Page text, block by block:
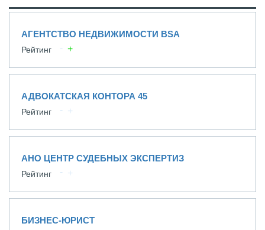
АГЕНТСТВО НЕДВИЖИМОСТИ BSA
Рейтинг
АДВОКАТСКАЯ КОНТОРА 45
Рейтинг
АНО ЦЕНТР СУДЕБНЫХ ЭКСПЕРТИЗ
Рейтинг
БИЗНЕС-ЮРИСТ